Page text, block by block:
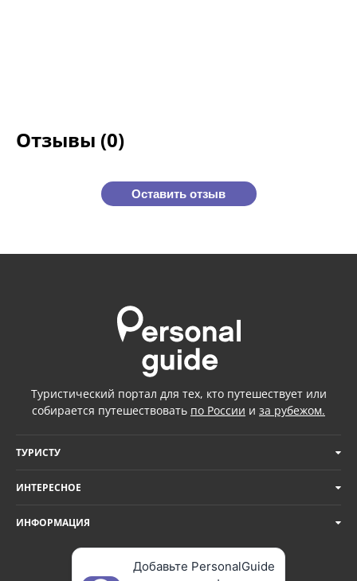
Отзывы (0)
Оставить отзыв
Туристический портал для тех, кто путешествует или
собирается путешествовать по России и за рубежом.
ТУРИСТУ
ИНТЕРЕСНОЕ
ИНФОРМАЦИЯ
Добавьте PersonalGuide